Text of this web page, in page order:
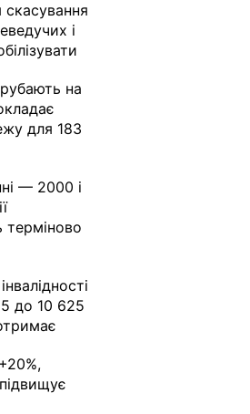
скасування
і
на
для 183
— 2000 і
терміново
до 10 625